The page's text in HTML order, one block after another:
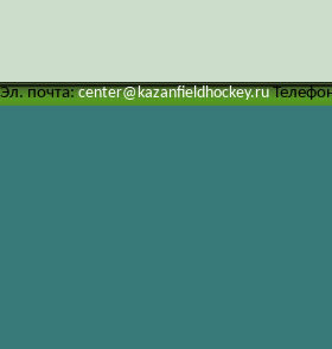
Эл. почта:center@kazanfieldhockey.ru